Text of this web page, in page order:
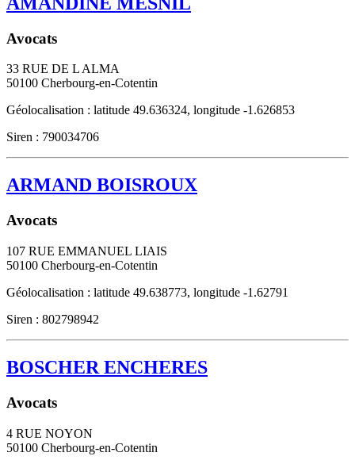
Avocats
33 RUE DE L ALMA
50100 Cherbourg-en-Cotentin
Géolocalisation : latitude 49.636324, longitude -1.626853
Siren : 790034706
ARMAND BOISROUX
Avocats
107 RUE EMMANUEL LIAIS
50100 Cherbourg-en-Cotentin
Géolocalisation : latitude 49.638773, longitude -1.62791
Siren : 802798942
BOSCHER ENCHERES
Avocats
4 RUE NOYON
50100 Cherbourg-en-Cotentin